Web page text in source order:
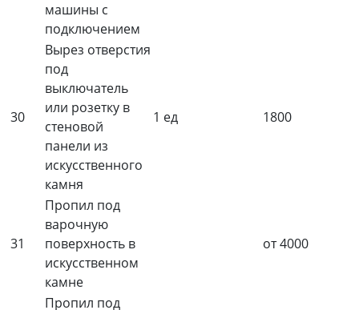
машины с
подключением
30
Вырез отверстия
под
выключатель
или розетку в
стеновой
панели из
искусственного
камня
1 ед 1800
31
Пропил под
варочную
поверхность в
искусственном
камне
от 4000
Пропил под